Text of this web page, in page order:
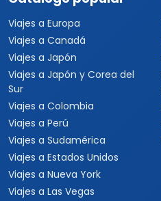
Viajes a Europa
Viajes a Canadá
Viajes a Japón
Viajes a Japón y Corea del
Sur
Viajes a Colombia
Viajes a Perú
Viajes a Sudamérica
Viajes a Estados Unidos
Viajes a Nueva York
Viajes a Las Vegas